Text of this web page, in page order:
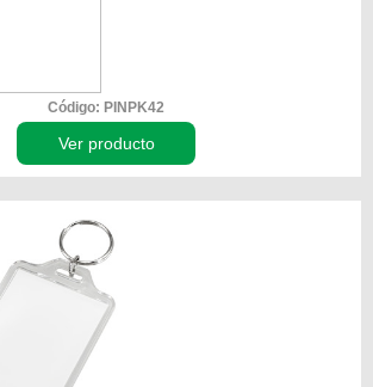
Código: PINPK42
Ver producto